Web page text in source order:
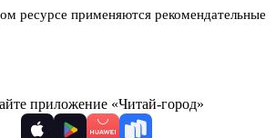
ресурсе применяются рекомендательные
приложение «Читай-город»